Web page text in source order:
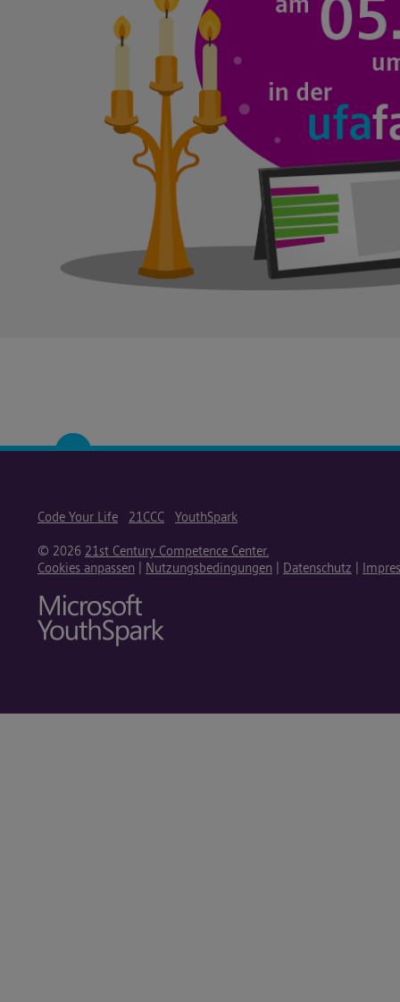
Code Your Life 21CCC YouthSpark
© 2026 21st Century Competence Center.
Cookies anpassen
Nutzungsbedingungen Datenschutz